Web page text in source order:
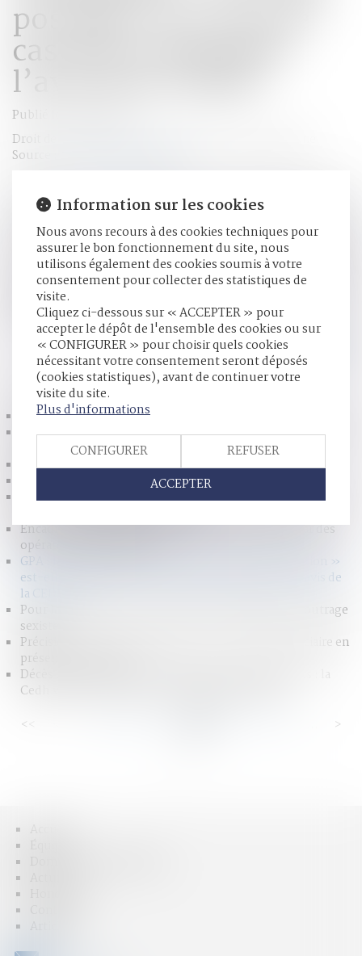
possible ? La Cour de
cassation demande
l’avis de la CEDH
Publié le :
Droit de la famille, des personnes et de leur patrimoine
Source :
obstacle à la transcription de l’acte de naissance établi à
l’étranger, dès lors qu’il n’est ni irrégulier ni falsifié et que
les faits qui y sont déclarés correspondent à la réalité
biologique. Quant à la transcription d’un acte de naissance
en ce qu’il désigne la “mère d’intention”,
indépendamment de toute réalité biologique, la Cour de
cassation adresse à la CEDH une demande d’avis
consultatif...Lire la suite
HISTORIQUE
Enfant mineur en garde alternée et quotient familial
Il n’y a pas « occupation privative » d’un indivisaire quand
sa compagne part en maison de retraite
Prouver une vie en concubinage est difficile
Le contrat de mariage en bref
Legs de la quotité disponible à un héritier et interprétation
Encadrement de l’accès aux données conservées par des
opérateurs téléphoniques
GPA : la transcription du nom de la « mère d’intention »
est-elle possible ? La Cour de cassation demande l’avis de
la CEDH
Pour la première fois, un homme condamné pour outrage
sexiste
Précisions sur l’interprétation d’une clause bénéficiaire en
présence d’un legs
Décès d’un homme consécutif à des tirs de policiers : la
Cedh valide la circonstance de légitime défense
<<
>
Accueil
Articles
Information sur les cookies
Nous avons recours à des cookies techniques pour
assurer le bon fonctionnement du site, nous
utilisons également des cookies soumis à votre
consentement pour collecter des statistiques de
visite.
Cliquez ci-dessous sur « ACCEPTER » pour
accepter le dépôt de l'ensemble des cookies ou sur
« CONFIGURER » pour choisir quels cookies
nécessitant votre consentement seront déposés
(cookies statistiques), avant de continuer votre
visite du site.
Plus d'informations
CONFIGURER
REFUSER
ACCEPTER